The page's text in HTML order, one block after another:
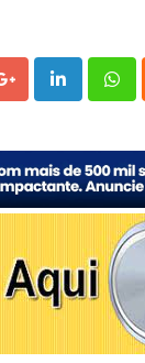
Google+LinkedIn